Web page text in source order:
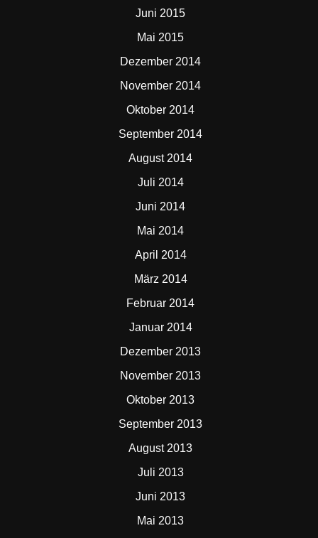
Juni 2015
Mai 2015
Dezember 2014
November 2014
Oktober 2014
September 2014
August 2014
Juli 2014
Juni 2014
Mai 2014
April 2014
März 2014
Februar 2014
Januar 2014
Dezember 2013
November 2013
Oktober 2013
September 2013
August 2013
Juli 2013
Juni 2013
Mai 2013